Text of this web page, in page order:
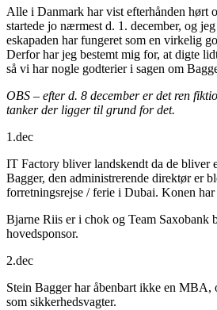
Alle i Danmark har vist efterhånden hørt
startede jo nærmest d. 1. december, og
eskapaden har fungeret som en virkelig
Derfor har jeg bestemt mig for, at digte
så vi har nogle godterier i sagen om
OBS – efter d. 8 december er det ren
tanker der ligger til grund for det.
1.dec
IT Factory bliver landskendt da de bliver
Bagger, den administrerende direktør er
forretningsrejse / ferie i Dubai. Konen har
Bjarne Riis er i chok og Team Saxobank
hovedsponsor.
2.dec
Stein Bagger har åbenbart ikke en
som sikkerhedsvagter.